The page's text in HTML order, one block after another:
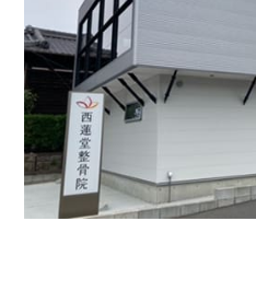
2025年02月09日
乳幼児 頭の形矯正 〜症
子 右斜頭 便秘
2025年02月09日
乳幼児 頭の形矯正 〜症